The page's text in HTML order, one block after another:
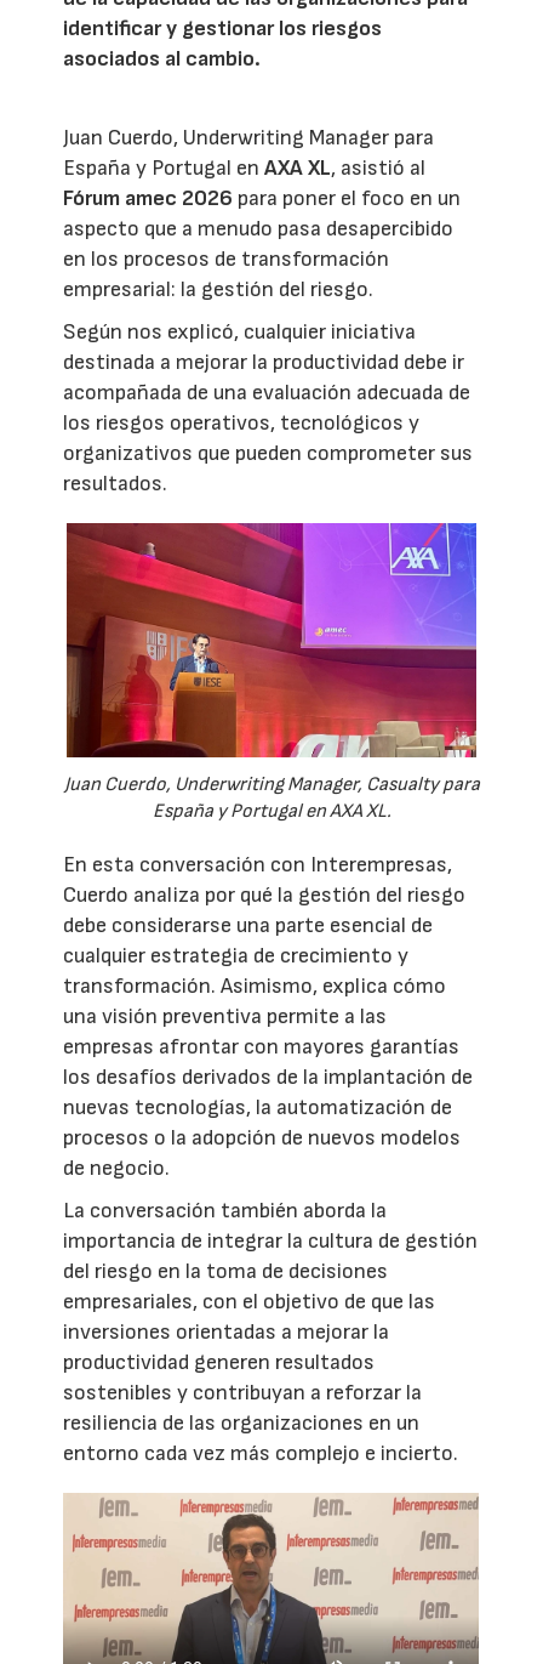
identificar y gestionar los riesgos
asociados al cambio.
Juan Cuerdo, Underwriting Manager para
España y Portugal enAXA XL, asistió al
Fórum amec 2026 para poner el foco en un
aspecto que a menudo pasa desapercibido
en los procesos de transformación
empresarial: la gestión del riesgo.
Según nos explicó, cualquier iniciativa
destinada a mejorar la productividad debe ir
acompañada de una evaluación adecuada de
los riesgos operativos, tecnológicos y
organizativos que pueden comprometer sus
resultados.
Juan Cuerdo, Underwriting Manager, Casualty para
España y Portugal en AXA XL.
En esta conversación con Interempresas,
Cuerdo analiza por qué la gestión del riesgo
debe considerarse una parte esencial de
cualquier estrategia de crecimiento y
transformación. Asimismo, explica cómo
una visión preventiva permite a las
empresas afrontar con mayores garantías
los desafíos derivados de la implantación de
nuevas tecnologías, la automatización de
procesos o la adopción de nuevos modelos
de negocio.
La conversación también aborda la
importancia de integrar la cultura de gestión
del riesgo en la toma de decisiones
empresariales, con el objetivo de que las
inversiones orientadas a mejorar la
productividad generen resultados
sostenibles y contribuyan a reforzar la
resiliencia de las organizaciones en un
entorno cada vez más complejo e incierto.